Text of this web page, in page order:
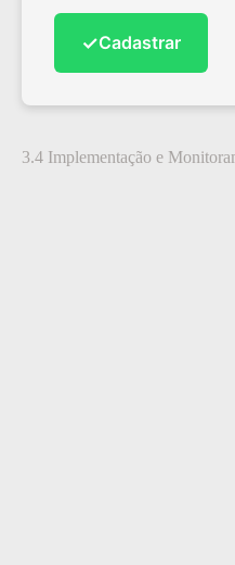
✓Cadastrar
3.4 Implementação e